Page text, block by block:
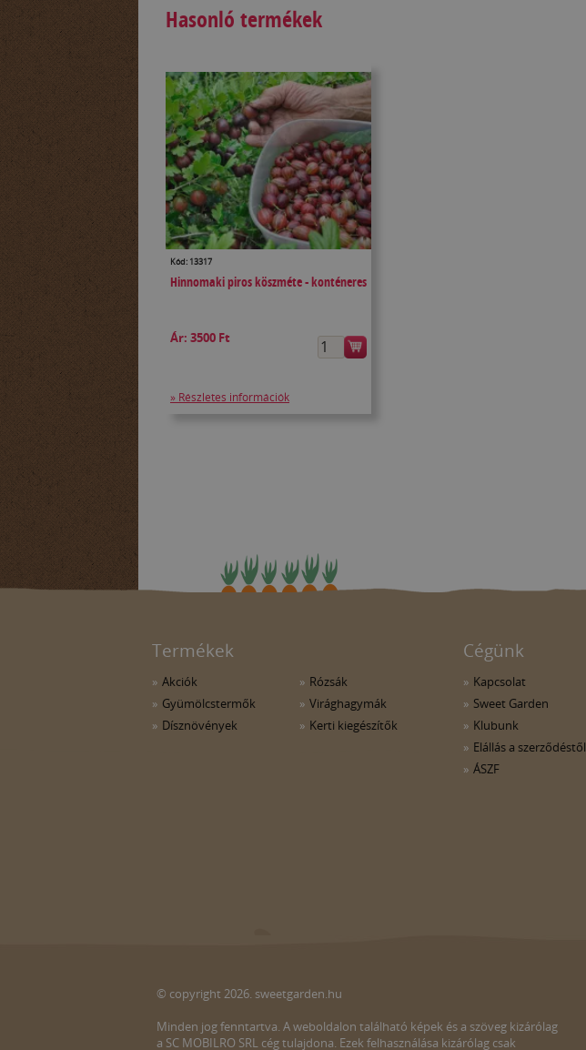
Hasonló termékek
Kód: 13317
Hinnomaki piros köszméte - konténeres
Ár: 3500 Ft
» Részletes információk
Termékek
Akciók
Gyümölcstermők
Dísznövények
Rózsák
Virághagymák
Kerti kiegészítők
Cégünk
Kapcsolat
Sweet Garden
Klubunk
Elállás a szerződéstől
ÁSZF
© copyright 2026. sweetgarden.hu
Minden jog fenntartva. A weboldalon található képek és a szöveg kizárólag
a SC MOBILRO SRL cég tulajdona. Ezek felhasználása kizárólag csak